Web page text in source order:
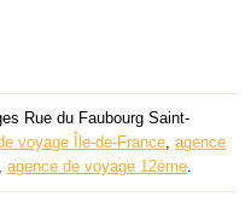
Rue du Faubourg Saint-
voyage Île-de-France, agence
, agence de voyage 12ème.